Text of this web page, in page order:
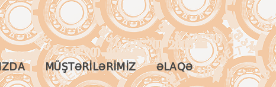
MÜŞTƏRILƏRIMIZ ƏLAQƏ